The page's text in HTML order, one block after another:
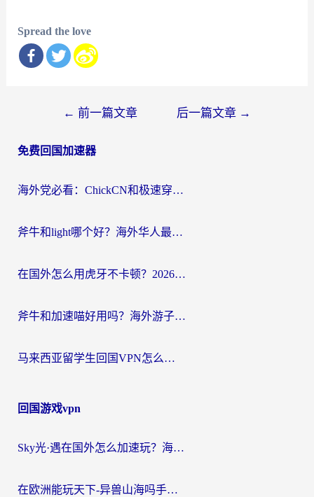
Spread the love
导
← 前一篇文章 后一篇文章 →
免费回国加速器
海外党必看：ChickCN和极速穿梭VPN好用吗？3招教你选对回国加速器无缝刷国内资源
斧牛和light哪个好？海外华人最关心的回国加速器选择难题，一篇讲透
在国外怎么用虎牙不卡顿？2026海外华人亲测有效的回国加速器选择指南
斧牛和加速喵好用吗？海外游子的真实选择困境
马来西亚留学生回国VPN怎么选？3个避坑点+1款实测好用的加速器推荐
回国游戏vpn
Sky光·遇在国外怎么加速玩？海外党亲测有效的国服游戏加速指南
在欧洲能玩天下-异兽山海吗手游？海外玩家的加速器生存指南